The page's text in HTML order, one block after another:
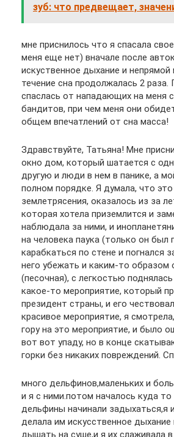
зуб: что предвещает,
мне приснилось что я спасала
меня еще нет) вначале после
искуственное дыхание и
течение сна продолжалась 2 раза.
спаслась от нападающих на меня
бандитов, при чем меня они
общем впечатлений от сна масса!
Здравствуйте, Татьяна! Мне
окно дом, который шатается с
другую и люди в нем в панике, а
полном порядке. Я думала, что это
землетрясения, оказалось из за
которая хотела приземлится и
наблюдала за ними, и
на человека паука (только он был
карабкаться по стене и погнался
него убежать и каким-то образом
(песочная), с легкостью
какое-то мероприятие, который
президент страны, и его
красивое мероприятие, я
гору на это мероприятие, и было
вот вот упаду, но в конце
горки без никаких повреждений.
много дельфинов,маленьких и
и я с ними.потом началось куда
дельфины начинали задыхаться,я
делала им искусственное дыхание
дышать на суше,и я их слаживала